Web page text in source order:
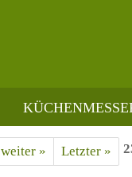
weiter » Letzter »